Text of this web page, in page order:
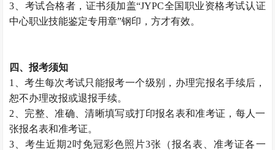
3、考试合格者，证书须加盖“JYPC全国职业资格考试认证
中心职业技能鉴定专用章”钢印，方才有效。
四、报考须知
1、考生每次考试只能报考一个级别，办理完报名手续后，
恕不办理改报或退报手续。
2、完整、准确、清晰填写或打印报名表和准考证，每人一
张报名表和准考证。
3、考生近期2吋免冠彩色照片3张（报名表、准考证各一